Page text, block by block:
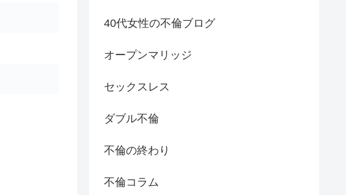
40代女性の不倫ブログ
オープンマリッジ
セックスレス
ダブル不倫
不倫の終わり
不倫コラム